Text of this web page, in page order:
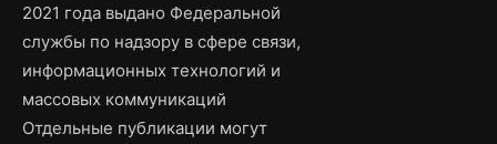
2021 года выдано Федеральной
службы по надзору в сфере связи,
информационных технологий и
массовых коммуникаций
Отдельные публикации могут